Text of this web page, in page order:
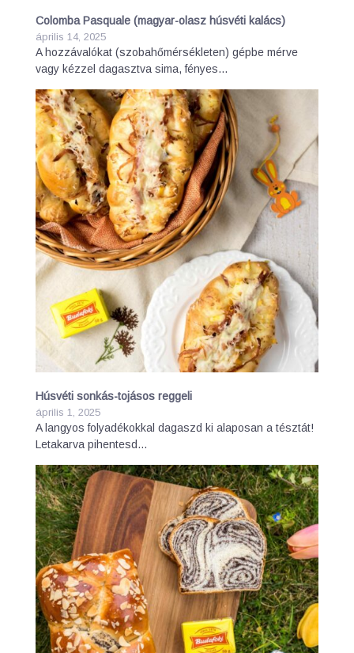
Colomba Pasquale (magyar-olasz húsvéti kalács)
április 14, 2025
A hozzávalókat (szobahőmérsékleten) gépbe mérve
vagy kézzel dagasztva sima, fényes…
Húsvéti sonkás-tojásos reggeli
április 1, 2025
A langyos folyadékokkal dagaszd ki alaposan a tésztát!
Letakarva pihentesd…